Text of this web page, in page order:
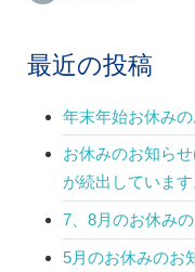
最近の投稿
年末年始お休み
お休みのお知ら
が続出しています
7、8月のお休み
5月のお休みのお